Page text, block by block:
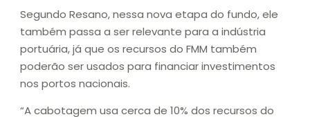
Segundo Resano, nessa nova etapa do fundo, ele
também passa a ser relevante para a indústria
portuária, já que os recursos do FMM também
poderão ser usados para financiar investimentos
nos portos nacionais.
“A cabotagem usa cerca de 10% dos recursos do